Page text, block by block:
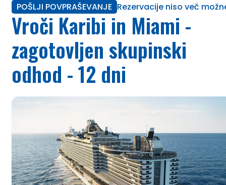
DNEVNI IZLETI
LADJARJI
O NAS
POŠLJI POVPRAŠEVANJE Rezervacije niso več
Vroči Karibi in Miami -
zagotovljen skupinski
odhod - 12 dni